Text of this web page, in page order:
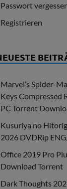
Passwort
Registrieren
Marvel’s Spider-
Keys Compressed
PC Torrent
Kusuriya no
2026 DVDRip
Office 2019 Pro
Dоwnlоad Torrent
Dark Thoughts